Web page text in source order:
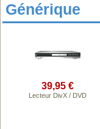
Générique
39,95 €
Lecteur DivX / DVD